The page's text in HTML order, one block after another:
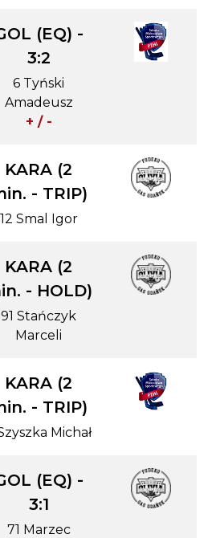
(EQ) -
3:2
6 Tyński
Amadeusz
+ / -
KARA (2
- TRIP)
12 Smal Igor
KARA (2
- HOLD)
91 Stańczyk
Marceli
KARA (2
- TRIP)
Michał
(EQ) -
3:1
71 Marzec